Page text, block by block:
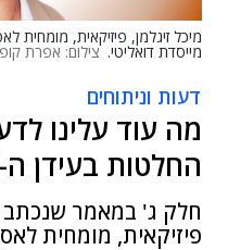
מיכל זיגלמן, פיזיקאית, מומחית
מייסדת דואליטי. צילום: אפרת
דעות וניתוחים
מה עוד עלינו
החלטות בעידן ה-AI?
חלק ג' במאמר שנכתב
פיזיקאית, מומחית